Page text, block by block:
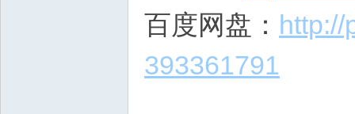
百度网盘： http://
393361791